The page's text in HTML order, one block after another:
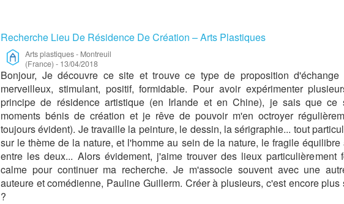
Recherche Lieu De Résidence De Création – Arts Plastiques
Arts plastiques- Montreuil
(France) - 13/04/2018
Bonjour, Je découvre ce site et trouve ce type de proposition d'échange
merveilleux, stimulant, positif, formidable. Pour avoir expérimenter
principe de résidence artistique (en Irlande et en Chine), je sais que ce
moments bénis de création et je rêve de pouvoir m'en octroyer
toujours évident). Je travaille la peinture, le dessin, la sérigraphie... tout
sur le thème de la nature, et l'homme au sein de la nature, le fragile équilibre
entre les deux... Alors évidement, j'aime trouver des lieux particulièrement
calme pour continuer ma recherche. Je m'associe souvent avec une
auteure et comédienne, Pauline Guillerm. Créer à plusieurs, c'est encore plus
?